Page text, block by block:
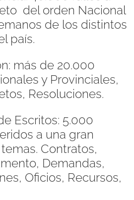
del orden Nacional
de los distintos
país.
más de 20.000
y Provinciales,
Resoluciones.
Escritos: 5.000
a una gran
Contratos,
Demandas,
Oficios, Recursos,